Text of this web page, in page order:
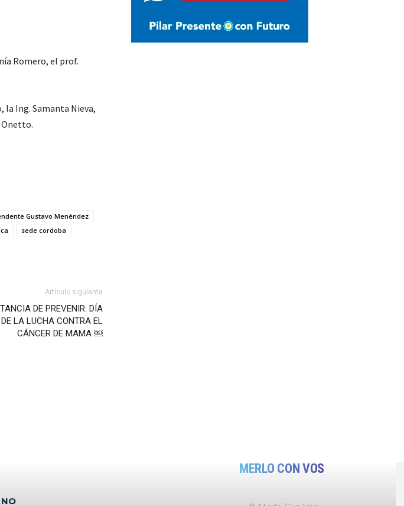
Romero, el prof.
la Ing. Samanta Nieva,
Onetto.
Gustavo Menéndez
sede cordoba
Artículo siguiente
DE PREVENIR: DÍA
LA LUCHA CONTRA EL
CÁNCER DE MAMA ￼
MERLO CON VOS